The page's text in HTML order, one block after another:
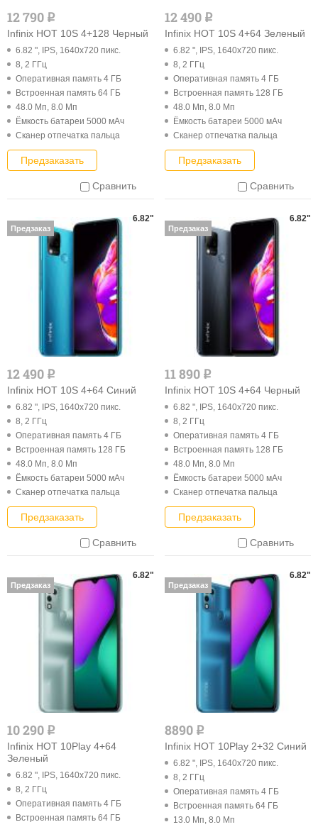
12 790 q
Infinix HOT 10S 4+128 Черный
6.82 ", IPS, 1640x720 пикс.
8, 2 ГГц
Оперативная память 4 ГБ
Встроенная память 64 ГБ
48.0 Мп, 8.0 Мп
Ёмкость батареи 5000 мАч
Cканер отпечатка пальца
Предзаказать
Сравнить
12 490 q
Infinix HOT 10S 4+64 Зеленый
6.82 ", IPS, 1640x720 пикс.
8, 2 ГГц
Оперативная память 4 ГБ
Встроенная память 128 ГБ
48.0 Мп, 8.0 Мп
Ёмкость батареи 5000 мАч
Cканер отпечатка пальца
Предзаказать
Сравнить
12 490 q
Infinix HOT 10S 4+64 Синий
6.82 ", IPS, 1640x720 пикс.
8, 2 ГГц
Оперативная память 4 ГБ
Встроенная память 128 ГБ
48.0 Мп, 8.0 Мп
Ёмкость батареи 5000 мАч
Cканер отпечатка пальца
Предзаказать
Сравнить
6.82"
Предзаказ
11 890 q
Infinix HOT 10S 4+64 Черный
6.82 ", IPS, 1640x720 пикс.
8, 2 ГГц
Оперативная память 4 ГБ
Встроенная память 128 ГБ
48.0 Мп, 8.0 Мп
Ёмкость батареи 5000 мАч
Cканер отпечатка пальца
Предзаказать
Сравнить
6.82"
Предзаказ
10 290 q
Infinix HOT 10Play 4+64
Зеленый
6.82 ", IPS, 1640x720 пикс.
8, 2 ГГц
Оперативная память 4 ГБ
Встроенная память 64 ГБ
6.82"
Предзаказ
8890 q
Infinix HOT 10Play 2+32 Синий
6.82 ", IPS, 1640x720 пикс.
8, 2 ГГц
Оперативная память 4 ГБ
Встроенная память 64 ГБ
13.0 Мп, 8.0 Мп
6.82"
Предзаказ